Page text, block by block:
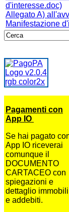
Allegato A)
Manifestazione
Pagamenti con
App IO
Se hai pagato
App IO riceverai
comunque il
DOCUMENTO
CARTACEO con
spiegazioni e
dettaglio immobili
e addebiti.